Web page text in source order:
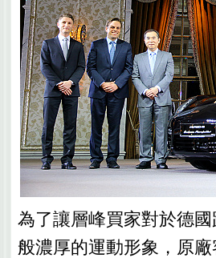
為了讓層峰買家對於德
般濃厚的運動形象，原